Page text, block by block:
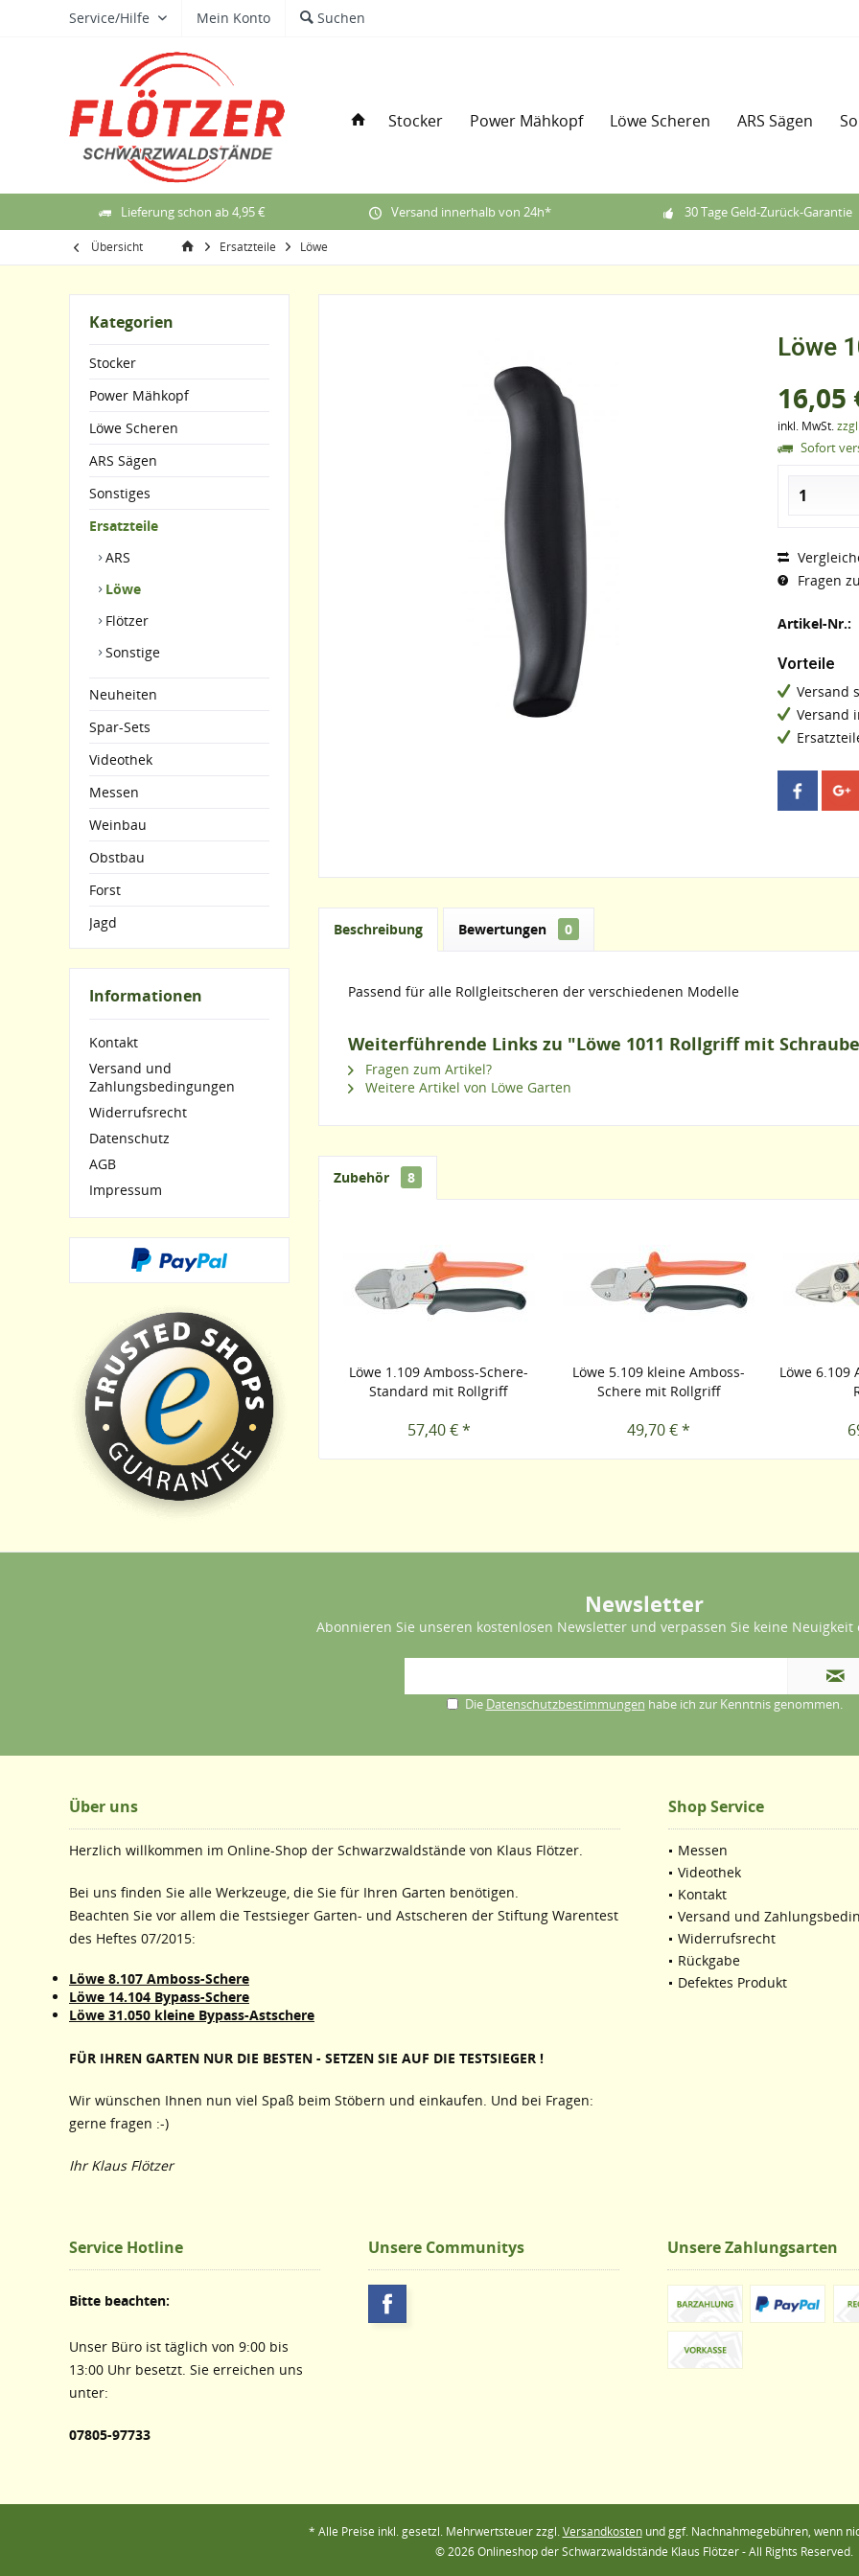
Service/Hilfe Mein Konto Suchen
Stocker Power Mähkopf Löwe Scheren ARS Sägen
Lieferung schon ab 4,95 € Versand innerhalb von 24h* 30 Tage Geld-Zurück-Garantie
Übersicht Ersatzteile Löwe
Kategorien
Stocker
Power Mähkopf
Löwe Scheren
ARS Sägen
Sonstiges
Ersatzteile
ARS
Löwe
Flötzer
Sonstige
Neuheiten
Spar-Sets
Videothek
Messen
Weinbau
Obstbau
Forst
Jagd
Informationen
Kontakt
Versand und
Zahlungsbedingungen
Widerrufsrecht
Datenschutz
AGB
Impressum
Löwe
16,05
inkl. MwSt.
Sofort
Fragen
Artikel-Nr.:
Vorteile
Versand
Versand
Beschreibung Bewertungen 0
Passend für alle Rollgleitscheren der verschiedenen Modelle
Weiterführende Links zu "Löwe 1011 Rollgriff mit
Fragen zum Artikel?
Weitere Artikel von Löwe Garten
Zubehör 8
Löwe 1.109 Amboss-Schere-
Standard mit Rollgriff
57,40 € *
Löwe 5.109 kleine Amboss-
Schere mit Rollgriff
49,70 € *
Löwe 6.109
Newsletter
Abonnieren Sie unseren kostenlosen Newsletter und verpassen Sie keine
Die Datenschutzbestimmungen habe ich zur Kenntnis genommen.
Über uns
Herzlich willkommen im Online-Shop der Schwarzwaldstände von Klaus Flötzer.
Bei uns finden Sie alle Werkzeuge, die Sie für Ihren Garten benötigen.
Beachten Sie vor allem die Testsieger Garten- und Astscheren der Stiftung Warentest
des Heftes 07/2015:
Löwe 8.107 Amboss-Schere
Löwe 14.104 Bypass-Schere
Löwe 31.050 kleine Bypass-Astschere
FÜR IHREN GARTEN NUR DIE BESTEN - SETZEN SIE AUF DIE TESTSIEGER !
Wir wünschen Ihnen nun viel Spaß beim Stöbern und einkaufen. Und bei Fragen:
gerne fragen :-)
Ihr Klaus Flötzer
Shop Service
Messen
Videothek
Kontakt
Versand und
Widerrufsrecht
Rückgabe
Defektes Produkt
Service Hotline
Bitte beachten:
Unser Büro ist täglich von 9:00 bis
13:00 Uhr besetzt. Sie erreichen uns
unter:
07805-97733
Unsere Communitys Unsere Zahlungsarten
* Alle Preise inkl. gesetzl. Mehrwertsteuer zzgl.Versandkostenund ggf. Nachnahmegebühren, wenn
© 2026 Onlineshop der Schwarzwaldstände Klaus Flötzer - All Rights Reserved.